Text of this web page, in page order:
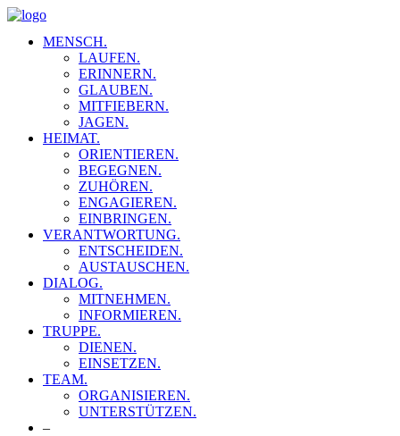
MENSCH.
LAUFEN.
ERINNERN.
GLAUBEN.
MITFIEBERN.
JAGEN.
HEIMAT.
ORIENTIEREN.
BEGEGNEN.
ZUHÖREN.
ENGAGIEREN.
EINBRINGEN.
VERANTWORTUNG.
ENTSCHEIDEN.
AUSTAUSCHEN.
DIALOG.
MITNEHMEN.
INFORMIEREN.
TRUPPE.
DIENEN.
EINSETZEN.
TEAM.
ORGANISIEREN.
UNTERSTÜTZEN.
–